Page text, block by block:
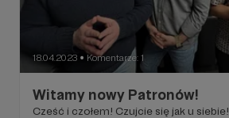
18.04.2023 ● Komentarze: 1
Witamy nowy Patronów!
Cześć i czołem! Czujcie się jak u siebie!